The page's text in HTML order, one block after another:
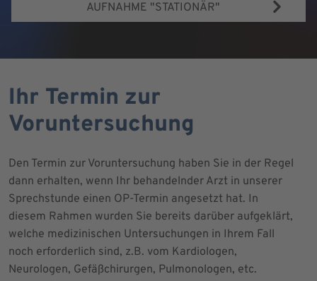
AUFNAHME "STATIONÄR"
Ihr Termin zur
Voruntersuchung
Den Termin zur Voruntersuchung haben Sie in der Regel
dann erhalten, wenn Ihr behandelnder Arzt in unserer
Sprechstunde einen OP-Termin angesetzt hat. In
diesem Rahmen wurden Sie bereits darüber aufgeklärt,
welche medizinischen Untersuchungen in Ihrem Fall
noch erforderlich sind, z.B. vom Kardiologen,
Neurologen, Gefäßchirurgen, Pulmonologen, etc.